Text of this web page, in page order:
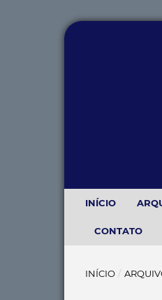
INÍCIO
CONTATO
INÍCIO /